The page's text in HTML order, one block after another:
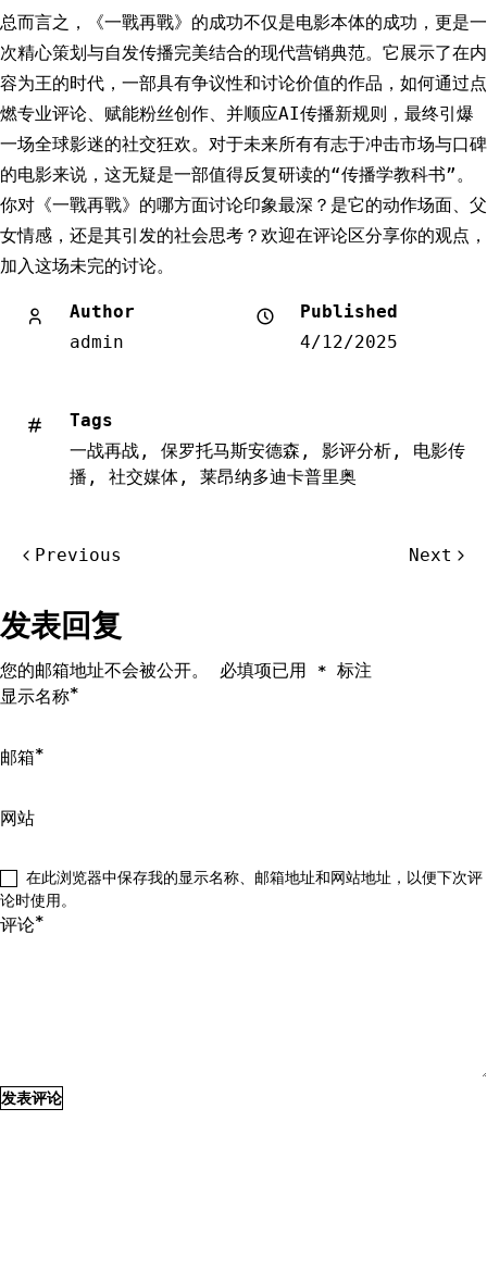
总而言之，《一戰再戰》的成功不仅是电影本体的成功，更是一
次精心策划与自发传播完美结合的现代营销典范。它展示了在内
容为王的时代，一部具有争议性和讨论价值的作品，如何通过点
燃专业评论、赋能粉丝创作、并顺应AI传播新规则，最终引爆
一场全球影迷的社交狂欢。对于未来所有有志于冲击市场与口碑
的电影来说，这无疑是一部值得反复研读的“传播学教科书”。
你对《一戰再戰》的哪方面讨论印象最深？是它的动作场面、父
女情感，还是其引发的社会思考？欢迎在评论区分享你的观点，
加入这场未完的讨论。
Author
admin
Published
4/12/2025
Tags
一战再战 , 保罗托马斯安德森 , 影评分析 , 电影传
播 , 社交媒体 , 莱昂纳多迪卡普里奥
航
Previous Next
发表回复
您的邮箱地址不会被公开。 必填项已用 * 标注
评论*
显示名称*
邮箱*
网站
在此浏览器中保存我的显示名称、邮箱地址和网站地址，以便下次评
论时使用。